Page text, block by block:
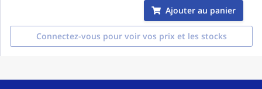
Ajouter au panier
Connectez-vous pour voir vos prix et les stocks